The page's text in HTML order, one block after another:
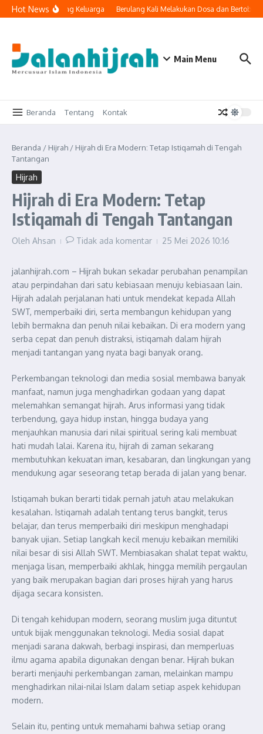
Lewati ke konten
Hot News
Masuk ke Ruang Keluarga Berulang Kali Melakukan Dosa dan Bertobat,
Main Menu
Beranda Tentang Kontak
Beranda / Hijrah / Hijrah di Era Modern: Tetap Istiqamah di Tengah
Tantangan
Hijrah
Hijrah di Era Modern: Tetap
Istiqamah di Tengah Tantangan
Oleh Ahsan Tidak ada komentar 25 Mei 2026 10:16
jalanhijrah.com – Hijrah bukan sekadar perubahan penampilan
atau perpindahan dari satu kebiasaan menuju kebiasaan lain.
Hijrah adalah perjalanan hati untuk mendekat kepada Allah
SWT, memperbaiki diri, serta membangun kehidupan yang
lebih bermakna dan penuh nilai kebaikan. Di era modern yang
serba cepat dan penuh distraksi, istiqamah dalam hijrah
menjadi tantangan yang nyata bagi banyak orang.
Perkembangan teknologi dan media sosial membawa banyak
manfaat, namun juga menghadirkan godaan yang dapat
melemahkan semangat hijrah. Arus informasi yang tidak
terbendung, gaya hidup instan, hingga budaya yang
menjauhkan manusia dari nilai spiritual sering kali membuat
hati mudah lalai. Karena itu, hijrah di zaman sekarang
membutuhkan kekuatan iman, kesabaran, dan lingkungan yang
mendukung agar seseorang tetap berada di jalan yang benar.
Istiqamah bukan berarti tidak pernah jatuh atau melakukan
kesalahan. Istiqamah adalah tentang terus bangkit, terus
belajar, dan terus memperbaiki diri meskipun menghadapi
banyak ujian. Setiap langkah kecil menuju kebaikan memiliki
nilai besar di sisi Allah SWT. Membiasakan shalat tepat waktu,
menjaga lisan, memperbaiki akhlak, hingga memilih pergaulan
yang baik merupakan bagian dari proses hijrah yang harus
dijaga secara konsisten.
Di tengah kehidupan modern, seorang muslim juga dituntut
untuk bijak menggunakan teknologi. Media sosial dapat
menjadi sarana dakwah, berbagi inspirasi, dan memperluas
ilmu agama apabila digunakan dengan benar. Hijrah bukan
berarti menjauhi perkembangan zaman, melainkan mampu
menghadirkan nilai-nilai Islam dalam setiap aspek kehidupan
modern.
Selain itu, penting untuk memahami bahwa setiap orang